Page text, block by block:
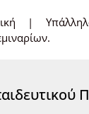
|